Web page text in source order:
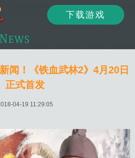
下载游戏
闻！《铁血武林2》4月20日
正式首发
04-19 11:29:05
资料
下载 客服